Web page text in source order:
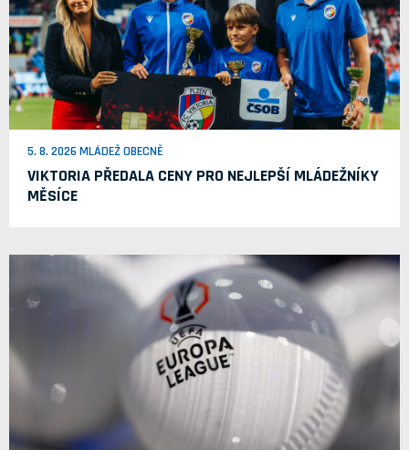
5. 8. 2026 MLÁDEŽ OBECNĚ
VIKTORIA PŘEDALA CENY PRO NEJLEPŠÍ MLÁDEŽNÍKY
MĚSÍCE